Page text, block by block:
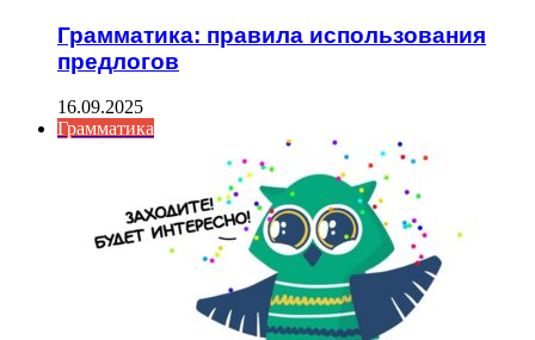
Грамматика: правила использования
предлогов
16.09.2025
Грамматика